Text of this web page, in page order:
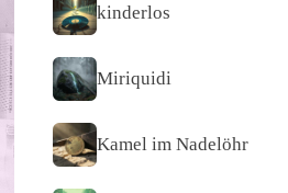
kinderlos
Miriquidi
Kamel im Nadelöhr